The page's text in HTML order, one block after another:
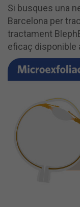
Si busques una
Barcelona per
tractament
eficaç disponible